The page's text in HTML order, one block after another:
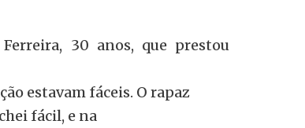
30 anos, que prestou
estavam fáceis. O rapaz
fácil, e na